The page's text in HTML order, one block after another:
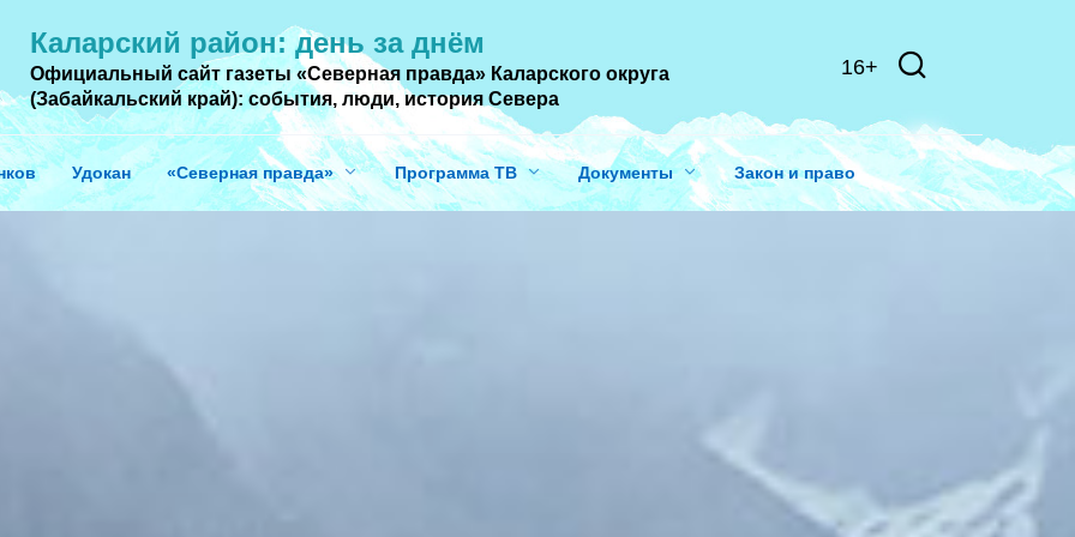
Каларский район: день за днём
Официальный сайт газеты «Северная правда» Каларского округа
(Забайкальский край): события, люди, история Cевера
16+
Удокан «Северная правда» Программа ТВ Документы Закон и право